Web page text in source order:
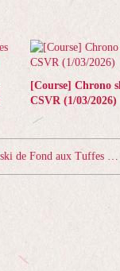
[Course] Chrono
CSVR (1/03/2026)
Course de ski de Fond aux Tuffes dimanche 08 mars